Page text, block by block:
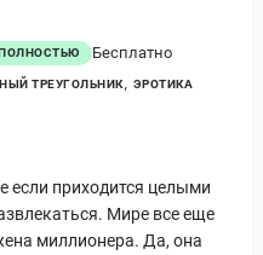
Бесплатно
ТРЕУГОЛЬНИК ЭРОТИКА
приходится целыми
Мире все еще
миллионера. Да, она